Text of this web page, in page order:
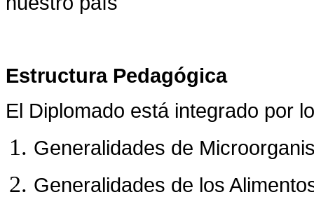
Estructura Pedagógica
El Diplomado está integrado por
Generalidades de
Generalidades de los